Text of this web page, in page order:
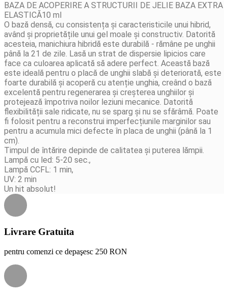
BAZA DE ACOPERIRE A STRUCTURII DE JELIE BAZA EXTRA
ELASTICĂ10 ml
O bază densă, cu consistența și caracteristicile unui hibrid,
având și proprietățile unui gel moale și constructiv. Datorită
acesteia, manichiura hibridă este durabilă - rămâne pe unghii
până la 21 de zile. Lasă un strat de dispersie lipicios care
face ca culoarea aplicată să adere perfect. Această bază
este ideală pentru o placă de unghii slabă și deteriorată, este
foarte durabilă și acoperă cu atenție unghia, creând o bază
excelentă pentru regenerarea și creșterea unghiilor și
protejează împotriva noilor leziuni mecanice. Datorită
flexibilității sale ridicate, nu se sparg și nu se sfărâmă. Poate
fi folosit pentru a reconstrui imperfecțiunile marginilor sau
pentru a acumula mici defecte în placa de unghii (până la 1
cm).
Timpul de întărire depinde de calitatea și puterea lămpii.
Lampă cu led: 5-20 sec.,
Lampă CCFL: 1 min,
UV: 2 min
Un hit absolut!
Livrare Gratuita
pentru comenzi ce depaşesc 250 RON